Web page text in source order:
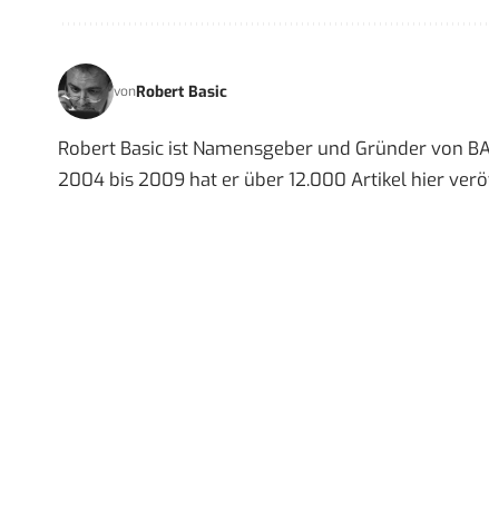
vonRobert Basic
Robert Basic ist Namensgeber und Gründer von
2004 bis 2009 hat er über 12.000 Artikel hier